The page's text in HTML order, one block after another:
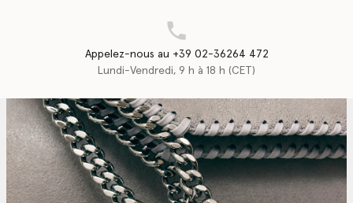
Appelez-nous au +39 02-36264 472
Lundi-Vendredi, 9 h à 18 h (CET)